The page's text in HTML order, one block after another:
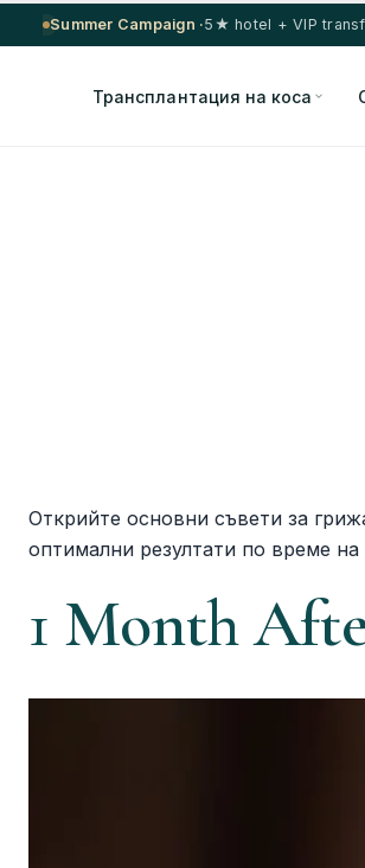
Summer Campaign ·5★ hotel + VIP
Трансплантация на коса
Открийте основни съвети за
оптимални резултати по време
1 Month